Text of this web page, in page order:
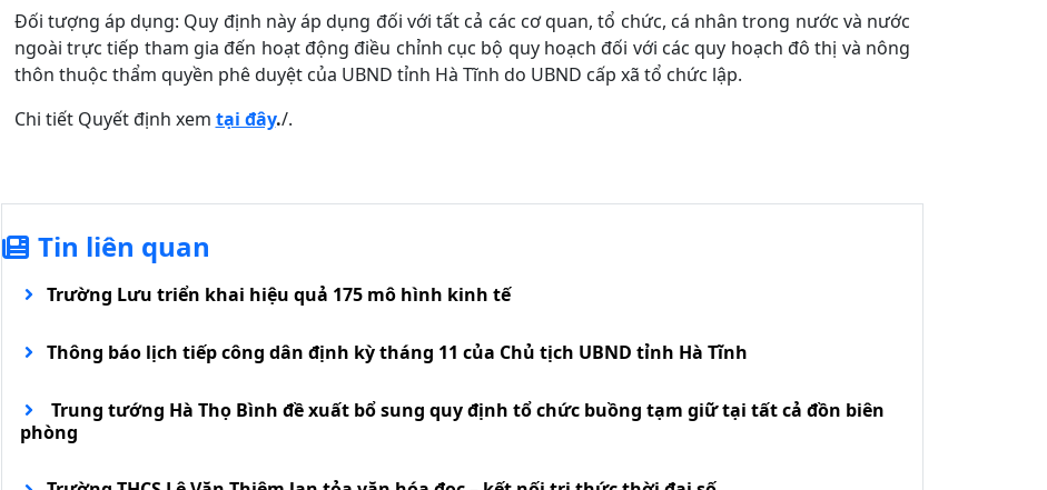
Đối tượng áp dụng: Quy định này áp dụng đối với tất cả các cơ quan, tổ chức, cá nhân trong nước và nước
ngoài trực tiếp tham gia đến hoạt động điều chỉnh cục bộ quy hoạch đối với các quy hoạch đô thị và nông
thôn thuộc thẩm quyền phê duyệt của UBND tỉnh Hà Tĩnh do UBND cấp xã tổ chức lập.
Chi tiết Quyết định xem tại đây./.
Tin liên quan
Trường Lưu triển khai hiệu quả 175 mô hình kinh tế
Thông báo lịch tiếp công dân định kỳ tháng 11 của Chủ tịch UBND tỉnh Hà Tĩnh
Trung tướng Hà Thọ Bình đề xuất bổ sung quy định tổ chức buồng tạm giữ tại tất cả đồn biên
phòng